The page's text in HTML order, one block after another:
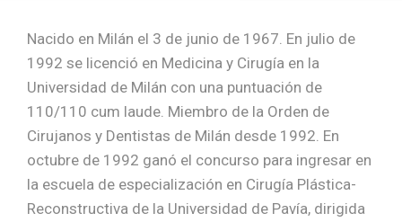
Nacido en Milán el 3 de junio de 1967. En julio de
1992 se licenció en Medicina y Cirugía en la
Universidad de Milán con una puntuación de
110/110 cum laude. Miembro de la Orden de
Cirujanos y Dentistas de Milán desde 1992. En
octubre de 1992 ganó el concurso para ingresar en
la escuela de especialización en Cirugía Plástica-
Reconstructiva de la Universidad de Pavía, dirigida